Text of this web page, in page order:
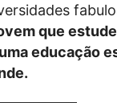
que
educação